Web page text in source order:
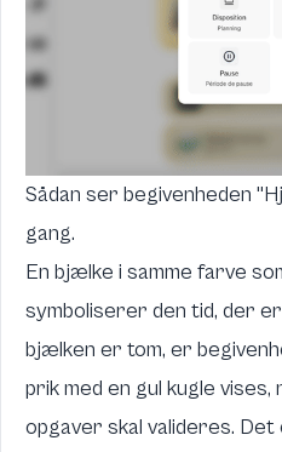
Sådan ser begivenheden
gang.
En bjælke i samme farve
symboliserer den tid, der
bjælken er tom, er
prik med en gul kugle
opgaver skal valideres.